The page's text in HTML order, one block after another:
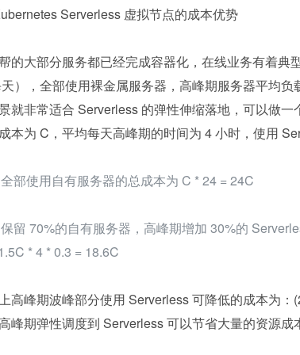
Serverless 虚拟节点的成本优势
的大部分服务都已经完成容器化，在线业务有着典
），全部使用裸金属服务器，高峰期服务器平均负
就非常适合 Serverless 的弹性伸缩落地，可以做
本为 C，平均每天高峰期的时间为 4 小时，使用
部使用自有服务器的总成本为 C * 24 = 24C
留 70%的自有服务器，高峰期增加 30%的
* 4 * 0.3 = 18.6C
高峰期波峰部分使用 Serverless 可降低的成本为
峰期弹性调度到 Serverless 可以节省大量的资源成